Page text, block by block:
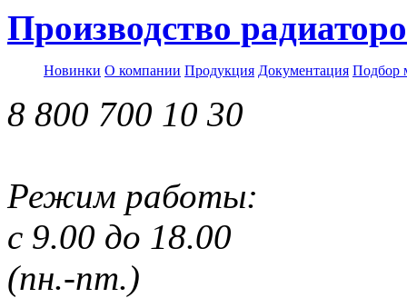
Производство
Новинки О компании Продукция Документация Подбор
8 800 700 10 30
Режим работы:
с 9.00 до 18.00
(пн.-пт.)